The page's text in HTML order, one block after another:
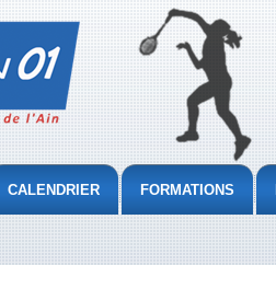
CALENDRIER FORMATIONS